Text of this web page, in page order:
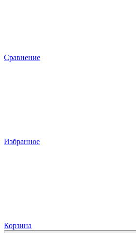
Сравнение
Избранное
Корзина